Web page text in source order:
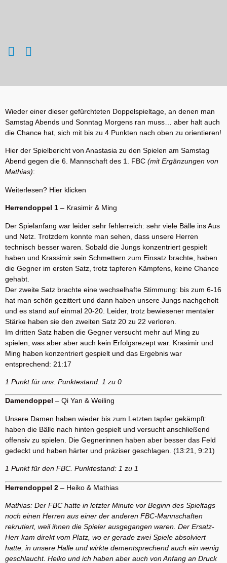
Wieder einer dieser gefürchteten Doppelspieltage, an denen man
Samstag Abends und Sonntag Morgens ran muss… aber halt auch
die Chance hat, sich mit bis zu 4 Punkten nach oben zu orientieren!
Hier der Spielbericht von Anastasia zu den Spielen am Samstag
Abend gegen die 6. Mannschaft des 1. FBC (mit Ergänzungen von
Mathias):
Weiterlesen? Hier klicken
Herrendoppel 1 – Krasimir & Ming
Der Spielanfang war leider sehr fehlerreich: sehr viele Bälle ins Aus
und Netz. Trotzdem konnte man sehen, dass unsere Herren
technisch besser waren. Sobald die Jungs konzentriert gespielt
haben und Krassimir sein Schmettern zum Einsatz brachte, haben
die Gegner im ersten Satz, trotz tapferen Kämpfens, keine Chance
gehabt.
Der zweite Satz brachte eine wechselhafte Stimmung: bis zum 6-16
hat man schön gezittert und dann haben unsere Jungs nachgeholt
und es stand auf einmal 20-20. Leider, trotz bewiesener mentaler
Stärke haben sie den zweiten Satz 20 zu 22 verloren.
Im dritten Satz haben die Gegner versucht mehr auf Ming zu
spielen, was aber aber auch kein Erfolgsrezept war. Krasimir und
Ming haben konzentriert gespielt und das Ergebnis war
entsprechend: 21:17
1 Punkt für uns. Punktestand: 1 zu 0
Damendoppel – Qi Yan & Weiling
Unsere Damen haben wieder bis zum Letzten tapfer gekämpft:
haben die Bälle nach hinten gespielt und versucht anschließend
offensiv zu spielen. Die Gegnerinnen haben aber besser das Feld
gedeckt und haben härter und präziser geschlagen. (13:21, 9:21)
1 Punkt für den FBC. Punktestand: 1 zu 1
Herrendoppel 2 – Heiko & Mathias
Mathias: Der FBC hatte in letzter Minute vor Beginn des Spieltags
noch einen Herren aus einer der anderen FBC-Mannschaften
rekrutiert, weil ihnen die Spieler ausgegangen waren. Der Ersatz-
Herr kam direkt vom Platz, wo er gerade zwei Spiele absolviert
hatte, in unsere Halle und wirkte dementsprechend auch ein wenig
geschlaucht. Heiko und ich haben aber auch von Anfang an Druck